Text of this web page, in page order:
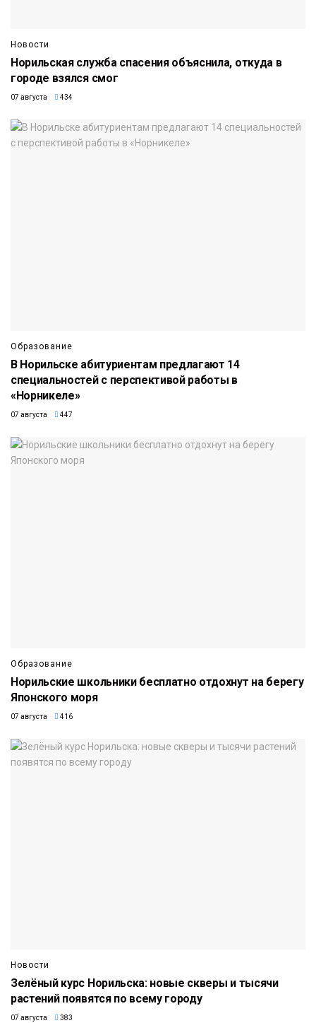
Новости
Норильская служба спасения объяснила, откуда в
городе взялся смог
07 августа 434
Образование
В Норильске абитуриентам предлагают 14
специальностей с перспективой работы в
«Норникеле»
07 августа 447
Образование
Норильские школьники бесплатно отдохнут на берегу
Японского моря
07 августа 416
Новости
Зелёный курс Норильска: новые скверы и тысячи
растений появятся по всему городу
07 августа 383